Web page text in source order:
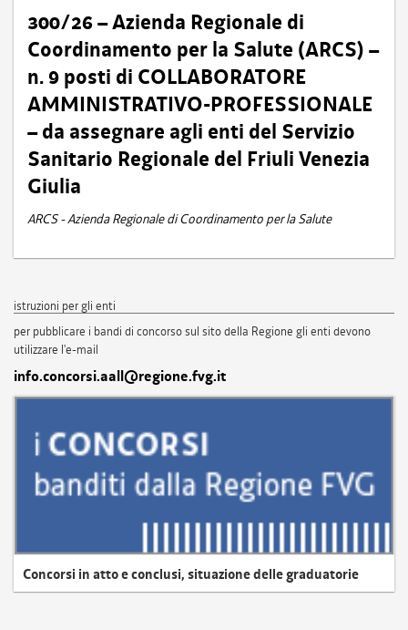
300/26 – Azienda Regionale di
Coordinamento per la Salute (ARCS) –
n. 9 posti di COLLABORATORE
AMMINISTRATIVO-PROFESSIONALE
– da assegnare agli enti del Servizio
Sanitario Regionale del Friuli Venezia
Giulia
ARCS - Azienda Regionale di Coordinamento per la Salute
istruzioni per gli enti
per pubblicare i bandi di concorso sul sito della Regione gli enti devono
utilizzare l'e-mail
info.concorsi.aall@regione.fvg.it
Concorsi in atto e conclusi, situazione delle graduatorie